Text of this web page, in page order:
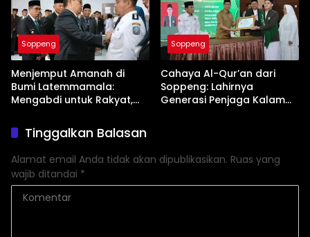
Soppeng
Menjemput Amanah di
Bumi Latemmamala:
Mengabdi untuk Rakyat,
Tuhan
Soppeng
Cahaya Al-Qur’an dari
Soppeng: Lahirnya
Generasi Penjaga Kalam
Tinggalkan Balasan
Alamat email Anda tidak akan dipublikasikan. Ruas yang
wajib ditandai *